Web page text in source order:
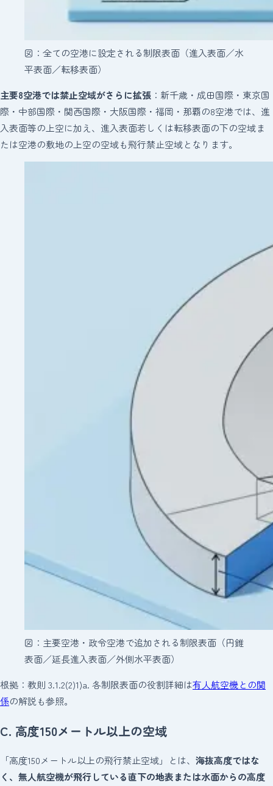
図：全ての空港に設定される制限表面（進入表面／水
平表面／転移表面）
主要8空港では禁止空域がさらに拡張 ：新千歳・成田国際・東京国
際・中部国際・関西国際・大阪国際・福岡・那覇の8空港では、進
入表面等の上空に加え、進入表面若しくは転移表面の下の空域ま
たは空港の敷地の上空の空域も飛行禁止空域となります。
図：主要空港・政令空港で追加される制限表面（円錐
表面／延長進入表面／外側水平表面）
根拠：教則 3.1.2(2)1)a. 各制限表面の役割詳細は有人航空機との関
係の解説も参照。
C. 高度150メートル以上の空域
「高度150メートル以上の飛行禁止空域」とは、 海抜高度ではな
く、無人航空機が飛行している直下の地表または水面からの高度